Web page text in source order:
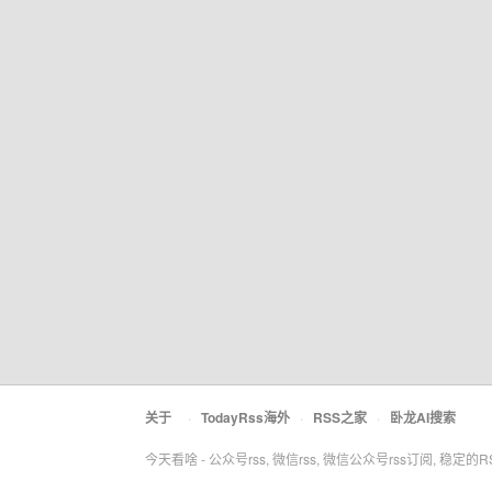
关于 · TodayRss海外 · RSS之家 · 卧龙AI搜索
今天看啥 - 公众号rss, 微信rss, 微信公众号rss订阅, 稳定的